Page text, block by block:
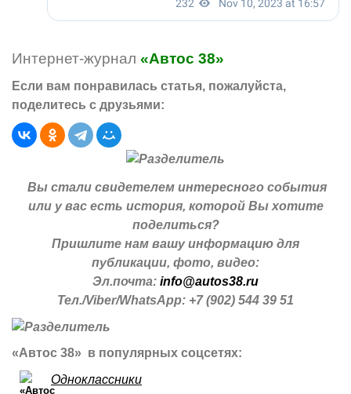
Интернет-журнал «Автос 38»
Если вам понравилась статья, пожалуйста,
поделитесь с друзьями:
Вы стали свидетелем интересного события
или у вас есть история, которой Вы хотите
поделиться?
Пришлите нам вашу информацию для
публикации, фото, видео:
Эл.почта: info@autos38.ru
Тел./Viber/WhatsApp: +7 (902) 544 39 51
«Автос 38» в популярных соцсетях:
Одноклассники